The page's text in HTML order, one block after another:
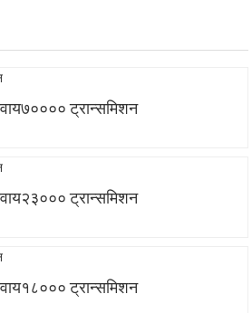
ट्रान्समिशन
ट्रान्समिशन
ट्रान्समिशन